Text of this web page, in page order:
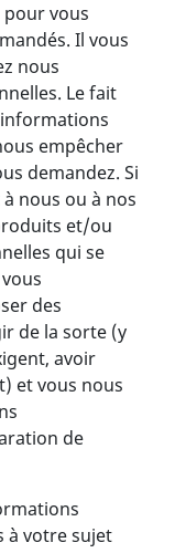
vous
Il vous
nous
Le fait
empêcher
demandez. Si
nous ou à nos
et/ou
qui se
des
de la sorte (y
avoir
et vous nous
de
à votre sujet